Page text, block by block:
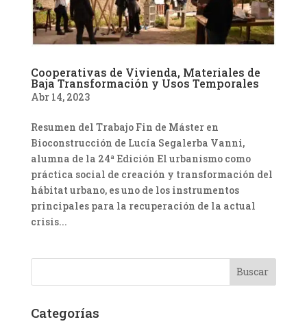
Cooperativas de Vivienda, Materiales de
Baja Transformación y Usos Temporales
Abr 14, 2023
Resumen del Trabajo Fin de Máster en
Bioconstrucción de Lucía Segalerba Vanni,
alumna de la 24ª Edición El urbanismo como
práctica social de creación y transformación del
hábitat urbano, es uno de los instrumentos
principales para la recuperación de la actual
crisis...
Categorías